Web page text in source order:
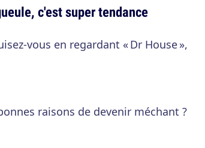
c'est super tendance
vous en regardant « Dr House »,
raisons de devenir méchant ?